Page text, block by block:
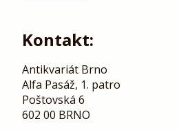
Kontakt:
Antikvariát Brno
Alfa Pasáž, 1. patro
Poštovská 6
602 00 BRNO